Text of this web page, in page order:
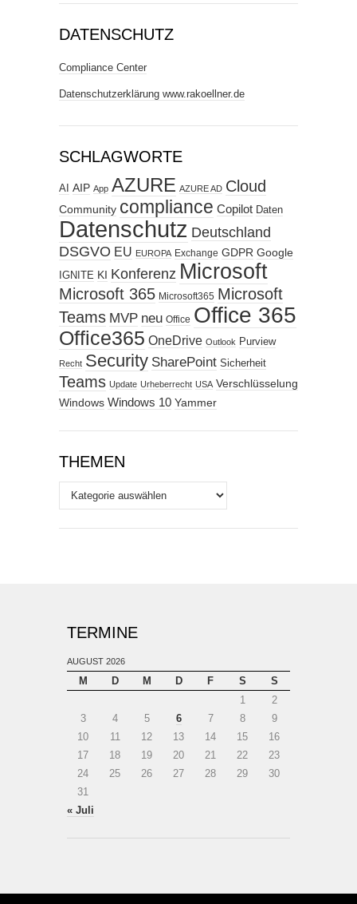
DATENSCHUTZ
Compliance Center
Datenschutzerklärung www.rakoellner.de
SCHLAGWORTE
AI AIP App AZURE AZURE AD Cloud
Community compliance Copilot Daten
Datenschutz Deutschland
DSGVO EU EUROPA Exchange GDPR Google
IGNITE KI Konferenz Microsoft
Microsoft 365 Microsoft365 Microsoft
Teams MVP neu Office Office 365
Office365 OneDrive Outlook Purview
Recht Security SharePoint Sicherheit
Teams Update Urheberrecht USA Verschlüsselung
Windows Windows 10 Yammer
THEMEN
Themen
TERMINE
AUGUST 2026
M D M D F S
S
1
2
3
4 5 6 7 8
9
10
11 12 13 14 15
16
17
18 19 20 21 22
23
24
25 26 27 28 29
30
31
« Juli